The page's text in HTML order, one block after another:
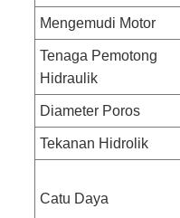
Mengemudi Motor
Tenaga Pemotong
Hidraulik
Diameter Poros
Tekanan Hidrolik
Catu Daya